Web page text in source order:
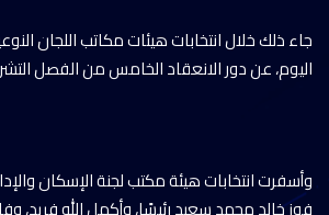
جاء ذلك خلال انتخابات هيئات مكاتب اللجان
اليوم، عن دور الانعقاد الخامس من الفصل
وأسفرت انتخابات هيئة مكتب لجنة الإسكان